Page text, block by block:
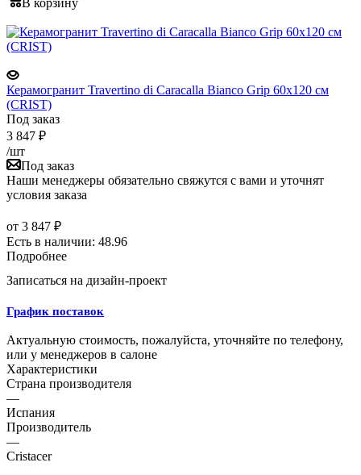
Керамогранит Travertino di Caracalla Bianco Grip 60x120 см
(CRIST)
Под заказ
3 847 ₽
/шт
Под заказ
Наши менеджеры обязательно свяжутся с вами и уточнят
условия заказа
от 3 847 ₽
Есть в наличии: 48.96
Подробнее
Записаться на дизайн-проект
График поставок
Актуальную стоимость, пожалуйста, уточняйте по телефону,
или у менеджеров в салоне
Характеристики
Страна производителя
—
Испания
Производитель
—
Cristacer